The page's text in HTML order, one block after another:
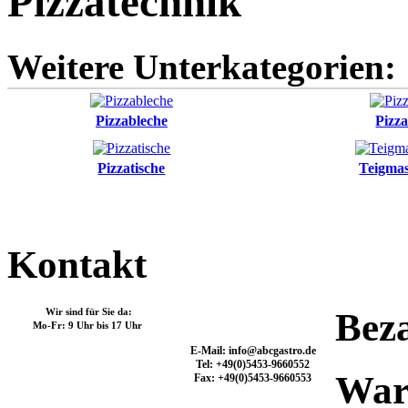
Weitere Unterkategorien:
Pizzableche
Pizzatische
Kontakt
Wir sind für Sie da:
Mo-Fr: 9 Uhr bis 17 Uhr
E-Mail: info@abcgastro.de
Tel: +49(0)5453-9660552
Fax: +49(0)5453-9660553